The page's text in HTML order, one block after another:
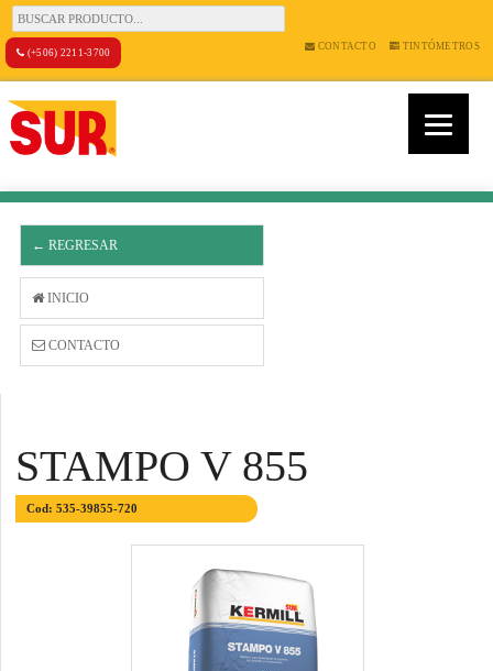
(+506) 2211-3700
CONTACTO TINTÓMETROS
← REGRESAR
INICIO
CONTACTO
STAMPO V 855
Cod: 535-39855-720